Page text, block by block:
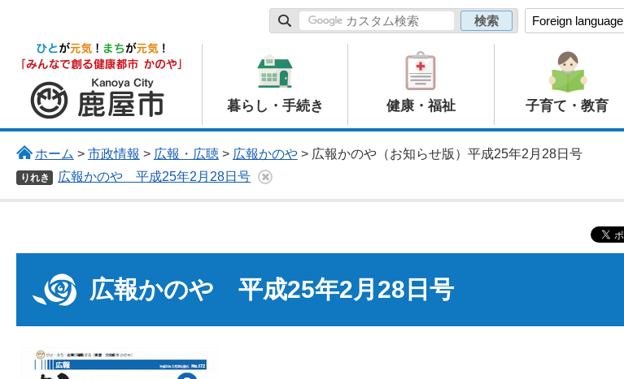
Foreign language
鹿屋市
暮らし・手続き 健康・福祉 子育て・教育
ホーム > 市政情報 > 広報・広聴> 広報かのや> 広報かのや（お知らせ版）平成25年2月28日号
りれき 広報かのや 平成25年2月28日号
広報かのや 平成25年2月28日号